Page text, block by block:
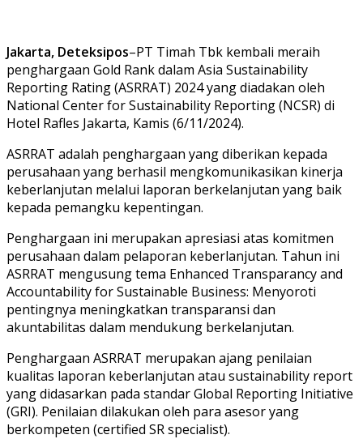
Jakarta, Deteksipos–PT Timah Tbk kembali meraih
penghargaan Gold Rank dalam Asia Sustainability
Reporting Rating (ASRRAT) 2024 yang diadakan oleh
National Center for Sustainability Reporting (NCSR) di
Hotel Rafles Jakarta, Kamis (6/11/2024).
ASRRAT adalah penghargaan yang diberikan kepada
perusahaan yang berhasil mengkomunikasikan kinerja
keberlanjutan melalui laporan berkelanjutan yang baik
kepada pemangku kepentingan.
Penghargaan ini merupakan apresiasi atas komitmen
perusahaan dalam pelaporan keberlanjutan. Tahun ini
ASRRAT mengusung tema Enhanced Transparancy and
Accountability for Sustainable Business: Menyoroti
pentingnya meningkatkan transparansi dan
akuntabilitas dalam mendukung berkelanjutan.
Penghargaan ASRRAT merupakan ajang penilaian
kualitas laporan keberlanjutan atau sustainability report
yang didasarkan pada standar Global Reporting Initiative
(GRI). Penilaian dilakukan oleh para asesor yang
berkompeten (certified SR specialist).